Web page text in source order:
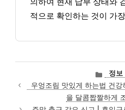
의하여 현재 납부 상태와
적으로 확인하는 것이 가
카
테
고
리
정보
우엉조림 맛있게 하는법 건
을 달콤짭짤하게